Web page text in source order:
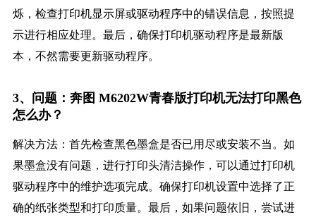
烁，检查打印机显示屏或驱动程序中的错误信息，按照提
示进行相应处理。最后，确保打印机驱动程序是最新版
本，不然需要更新驱动程序。
3、问题：奔图 M6202W青春版打印机无法打印黑色
怎么办？
解决方法：首先检查黑色墨盒是否已用尽或安装不当。如
果墨盒没有问题，进行打印头清洁操作，可以通过打印机
驱动程序中的维护选项完成。确保打印机设置中选择了正
确的纸张类型和打印质量。最后，如果问题依旧，尝试进